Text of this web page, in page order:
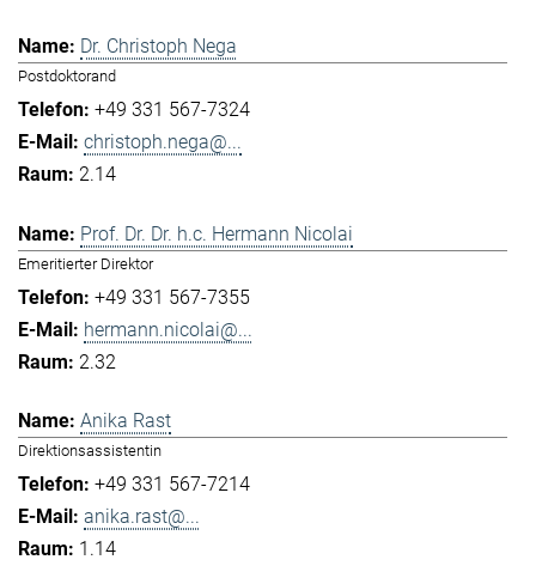
Dr. Christoph Nega
Postdoktorand
+49 331 567-7324
christoph.nega@...
2.14
Prof. Dr. Dr. h.c. Hermann Nicolai
Emeritierter Direktor
+49 331 567-7355
hermann.nicolai@...
2.32
Anika Rast
Direktionsassistentin
+49 331 567-7214
anika.rast@...
1.14